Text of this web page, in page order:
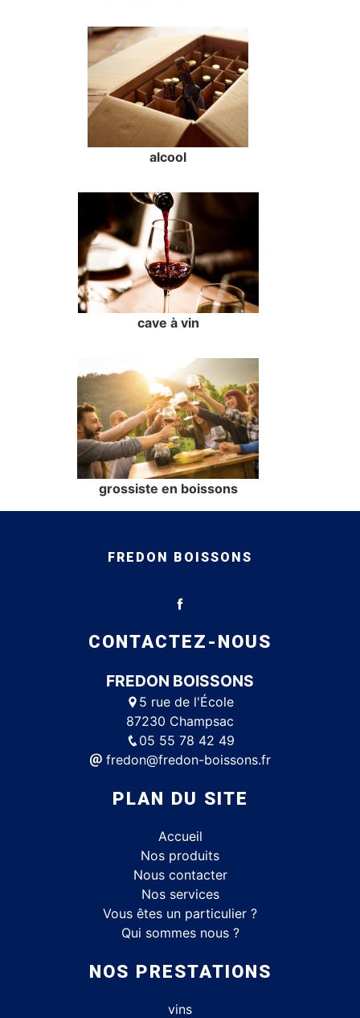
alcool
cave à vin
grossiste en boissons
FREDON BOISSONS
CONTACTEZ-NOUS
FREDON BOISSONS
5 rue de l'École
87230 Champsac
05 55 78 42 49
fredon@fredon-boissons.fr
PLAN DU SITE
Accueil
Nos produits
Nous contacter
Nos services
Vous êtes un particulier ?
Qui sommes nous ?
NOS PRESTATIONS
vins